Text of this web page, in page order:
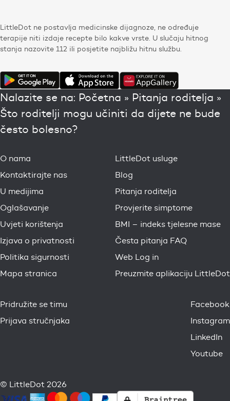
LittleDot ne postavlja medicinske dijagnoze, ne određuje
terapije niti izdaje recepte bilo kakve vrste. U slučaju hitnog
stanja nazovite 112 ili posjetite najbližu hitnu službu.
Nalazite se na: Početna » Pitanja roditelja »
Što roditelji mogu učiniti da dijete ne bude
često bolesno?
O nama
Kontaktirajte nas
U medijima
Oglašavanje
Uvjeti korištenja
Izjava o privatnosti
Politika sigurnosti
Mapa stranica
LittleDot usluge
Blog
Pitanja roditelja
Provjerite simptome
BMI – indeks tjelesne mase
Česta pitanja FAQ
Web Log in
Preuzmite aplikaciju LittleDot
Pridružite se timu
Prijava stručnjaka
Facebook
Instagram
LinkedIn
Youtube
© LittleDot 2026